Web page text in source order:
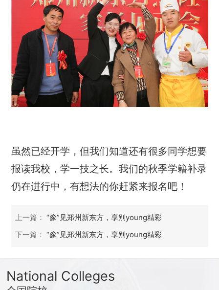
虽然已经开学，但我们知道还有很多同学想要
报读我校，学一技之长。我们的秋季学籍补录
仍在进行中，有想法的你赶紧来报名吧！
上一篇： “豫”见郑州新东方，享别young精彩
下一篇： “豫”见郑州新东方，享别young精彩
National Colleges